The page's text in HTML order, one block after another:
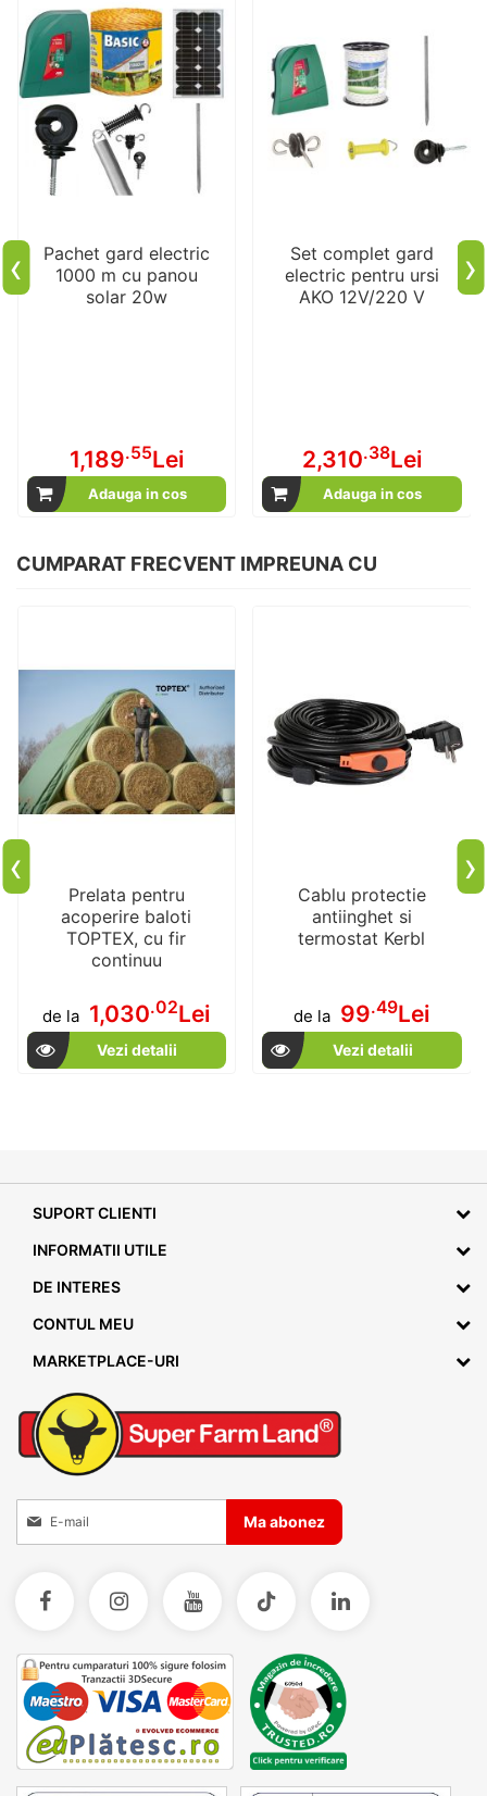
Pachet gard electric
1000 m cu panou
solar 20w
1,189.55Lei
Adauga in cos
Set complet gard
electric pentru ursi
AKO 12V/220 V
2,310.38Lei
Adauga in cos
‹ ›
CUMPARAT FRECVENT IMPREUNA CU
Prelata pentru
acoperire baloti
TOPTEX, cu fir
continuu
de la 1,030.02Lei
Vezi detalii
Cablu protectie
antiinghet si
termostat Kerbl
de la 99.49Lei
Vezi detalii
‹ ›
SUPORT CLIENTI
INFORMATII UTILE
DE INTERES
CONTUL MEU
MARKETPLACE-URI
Inscrieti-va la Buletinele noastre informative
Ma abonez